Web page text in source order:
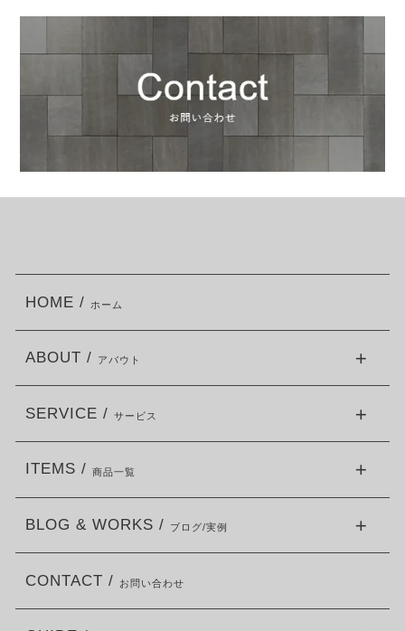
HOME / ホーム
ABOUT / アバウト
SERVICE / サービス
ITEMS / 商品一覧
BLOG & WORKS / ブログ/実例
CONTACT / お問い合わせ